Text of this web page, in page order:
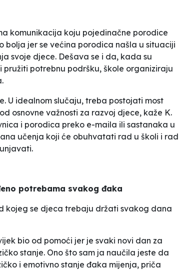
komunikacija koju pojedinačne porodice
jer se većina porodica našla u situaciji
svoje djece. Dešava se i da, kada su
potrebnu podršku, škole organiziraju
U idealnom slučaju, treba postojati most
osnovne važnosti za razvoj djece, kaže K.
i porodica preko e-maila ili sastanaka u
učenja koji će obuhvatati rad u školi i rad
potrebama svakog đaka
kojeg se djeca trebaju držati svakog dana
bio od pomoći jer je svaki novi dan za
stanje. Ono što sam ja naučila jeste da
i emotivno stanje đaka mijenja, priča